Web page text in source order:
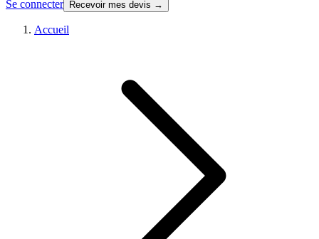
Se connecter
Recevoir mes devis →
Accueil